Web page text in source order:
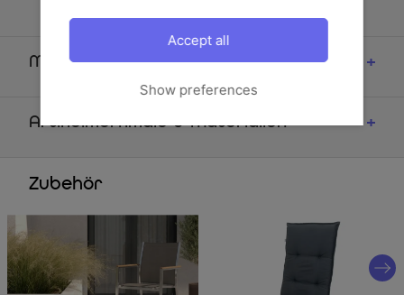
Maße
Artikelmerkmale & Materialien
Zubehör
Show preferences
Accept all